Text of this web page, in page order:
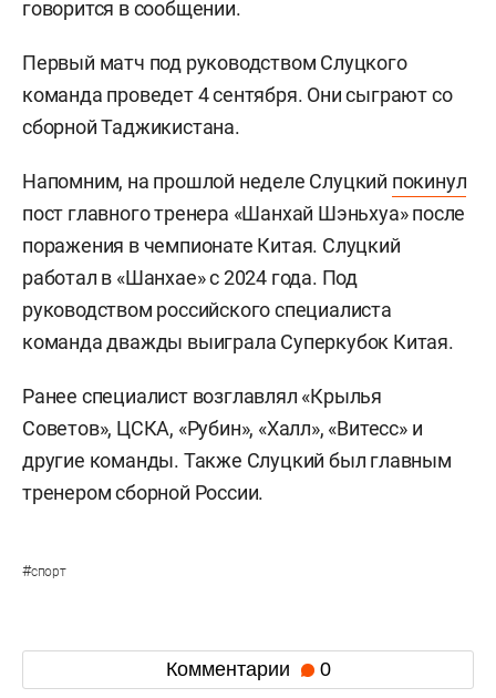
говорится в сообщении.
Первый матч под руководством Слуцкого
команда проведет 4 сентября. Они сыграют со
сборной Таджикистана.
Напомним, на прошлой неделе Слуцкий покинул
пост главного тренера «Шанхай Шэньхуа» после
поражения в чемпионате Китая. Слуцкий
работал в «Шанхае» с 2024 года. Под
руководством российского специалиста
команда дважды выиграла Суперкубок Китая.
Ранее специалист возглавлял «Крылья
Советов», ЦСКА, «Рубин», «Халл», «Витесс» и
другие команды. Также Слуцкий был главным
тренером сборной России.
#спорт
Комментарии 0